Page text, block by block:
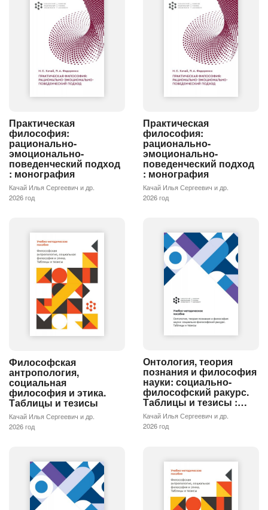
Практическая
философия:
рационально-
эмоционально-
поведенческий подход
: монография
Качай Илья Сергеевич и др.
2026 год
Практическая
философия:
рационально-
эмоционально-
поведенческий подход
: монография
Качай Илья Сергеевич и др.
2026 год
Философская
антропология,
социальная
философия и этика.
Таблицы и тезисы
Качай Илья Сергеевич и др.
2026 год
Онтология, теория
познания и философия
науки: социально-
философский ракурс.
Таблицы и тезисы :…
Качай Илья Сергеевич и др.
2026 год